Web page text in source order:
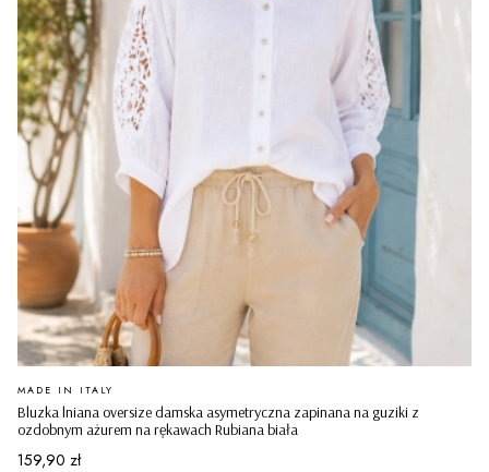
Bluzka lniana oversize damska asymetryczna zapinana na guziki z
ozdobnym ażurem na rękawach Rubiana biała
PRODUCENT
MADE IN ITALY
Cena
159,90 zł